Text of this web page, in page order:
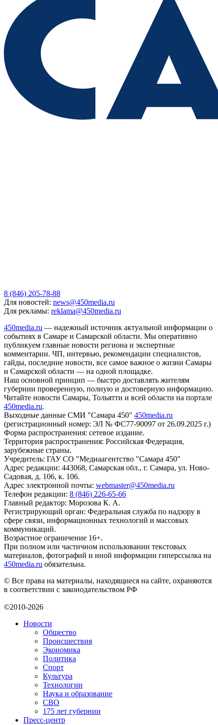
8 (846) 205-78-88
Для новостей: news@450media.ru
Для рекламы: reklama@450media.ru
450media.ru — надежный источник актуальной информации о
событиях в Самаре и Самарской области. Мы оперативно
публикуем главные новости региона и экспертные
комментарии. ЧП, интервью, рекомендации специалистов,
гайды, последние новости, все самое важное о жизни Самары
и Самарской области — на одной площадке.
Наш основной принцип — быстро доставлять жителям
губернии проверенную, полную и достоверную информацию.
Читайте новости Самары, Тольятти и всей области на портале
450media.ru.
Выходные данные СМИ "Самара 450" 450media.ru
(регистрационный номер: ЭЛ № ФС77-90097 от 26.09.2025 г.)
Форма распространения: сетевое издание.
Территория распространения: Российская Федерация,
зарубежные страны.
Учредитель: ГАУ СО "Медиаагентство "Самара 450"
Адрес редакции: 443068, Самарская обл., г. Самара, ул. Ново-
Садовая, д. 106, к. 106.
Адрес электронной почты: webmaster@450media.ru
Телефон редакции: 8 (846) 226-65-66
Главный редактор: Морозова К. А.
Регистрирующий орган: Федеральная служба по надзору в
сфере связи, информационных технологий и массовых
коммуникаций.
Возрастное ограничение 16+.
При полном или частичном использовании текстовых
материалов, фотографий и иной информации гиперссылка на
450media.ru обязательна.
© Все права на материалы, находящиеся на сайте, охраняются
в соответствии с законодательством РФ
©2010-2026
Новости
Общество
Происшествия
Экономика
Политика
Спорт
Культура
Технологии
Наука и образование
СВО
175 лет губернии
Пресс-центр